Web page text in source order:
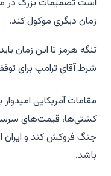
است تصمیمات بزرگ در
زمان دیگری موکول کند.
تنگه هرمز تا این زمان
شرط آقای ترامپ برای
مقامات آمریکایی امیدوار
کشتی‌ها، قیمت‌های
جنگ فروکش کند و ایران
باشد.